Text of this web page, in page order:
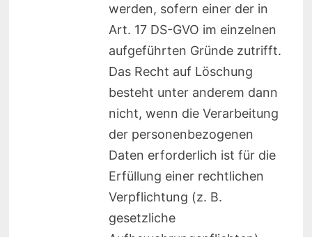
werden, sofern einer der in
Art. 17 DS-GVO im einzelnen
aufgeführten Gründe zutrifft.
Das Recht auf Löschung
besteht unter anderem dann
nicht, wenn die Verarbeitung
der personenbezogenen
Daten erforderlich ist für die
Erfüllung einer rechtlichen
Verpflichtung (z. B.
gesetzliche